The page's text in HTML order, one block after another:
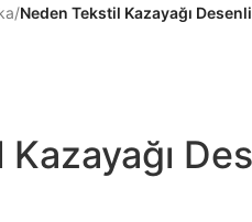
/Neden Tekstil Kazayağı